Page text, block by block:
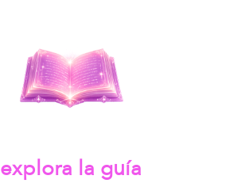
explora la guía